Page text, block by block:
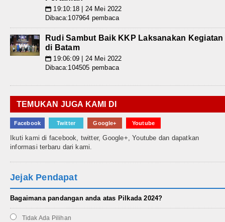
📅 19:10:18 | 24 Mei 2022
Dibaca:107964 pembaca
Rudi Sambut Baik KKP Laksanakan Kegiatan
di Batam
📅 19:06:09 | 24 Mei 2022
Dibaca:104505 pembaca
TEMUKAN JUGA KAMI DI
Facebook Twitter Google+ Youtube
Ikuti kami di facebook, twitter, Google+, Youtube dan dapatkan
informasi terbaru dari kami.
Jejak Pendapat
Bagaimana pandangan anda atas Pilkada 2024?
Tidak Ada Pilihan